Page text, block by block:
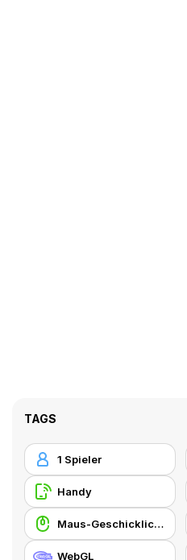
TAGS
1 Spieler
Handy
Maus-Geschicklichkeit
WebGL